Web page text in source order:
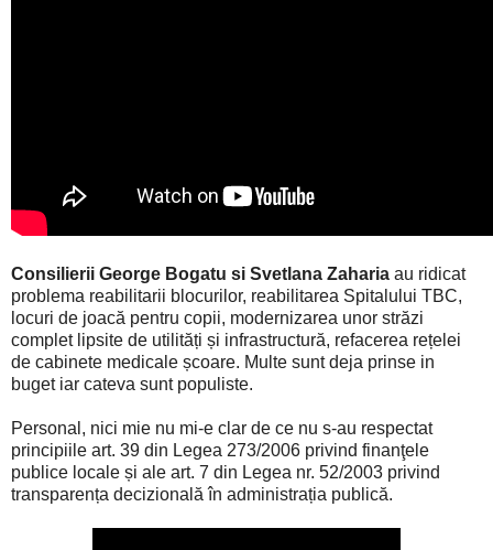
Consilierii George Bogatu si Svetlana Zaharia au ridicat
problema reabilitarii blocurilor, reabilitarea Spitalului TBC,
locuri de joacă pentru copii, modernizarea unor străzi
complet lipsite de utilități și infrastructură, refacerea rețelei
de cabinete medicale școare. Multe sunt deja prinse in
buget iar cateva sunt populiste.
Personal, nici mie nu mi-e clar de ce nu s-au respectat
principiile art. 39 din Legea 273/2006 privind finanţele
publice locale și ale art. 7 din Legea nr. 52/2003 privind
transparența decizională în administrația publică.